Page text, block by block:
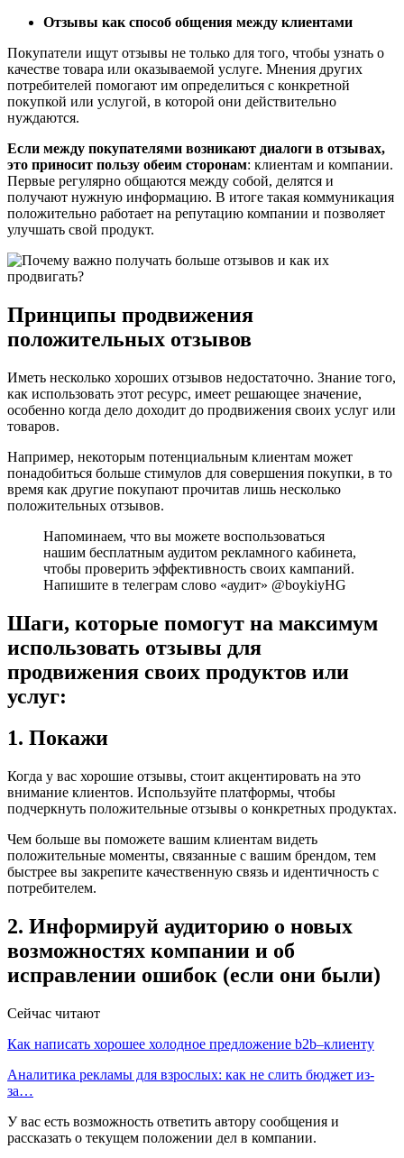
Отзывы как способ общения между клиентами
Покупатели ищут отзывы не только для того, чтобы узнать о
качестве товара или оказываемой услуге. Мнения других
потребителей помогают им определиться с конкретной
покупкой или услугой, в которой они действительно
нуждаются.
Если между покупателями возникают диалоги в отзывах,
это приносит пользу обеим сторонам: клиентам и компании.
Первые регулярно общаются между собой, делятся и
получают нужную информацию. В итоге такая коммуникация
положительно работает на репутацию компании и позволяет
улучшать свой продукт.
Принципы продвижения
положительных отзывов
Иметь несколько хороших отзывов недостаточно. Знание того,
как использовать этот ресурс, имеет решающее значение,
особенно когда дело доходит до продвижения своих услуг или
товаров.
Например, некоторым потенциальным клиентам может
понадобиться больше стимулов для совершения покупки, в то
время как другие покупают прочитав лишь несколько
положительных отзывов.
Напоминаем, что вы можете воспользоваться
нашим бесплатным аудитом рекламного кабинета,
чтобы проверить эффективность своих кампаний.
Напишите в телеграм слово «аудит» @boykiyHG
Шаги, которые помогут на максимум
использовать отзывы для
продвижения своих продуктов или
услуг:
1. Покажи
Когда у вас хорошие отзывы, стоит акцентировать на это
внимание клиентов. Используйте платформы, чтобы
подчеркнуть положительные отзывы о конкретных продуктах.
Чем больше вы поможете вашим клиентам видеть
положительные моменты, связанные с вашим брендом, тем
быстрее вы закрепите качественную связь и идентичность с
потребителем.
2. Информируй аудиторию о новых
возможностях компании и об
исправлении ошибок (если они были)
Сейчас читают
Как написать хорошее холодное предложение b2b–клиенту
Аналитика рекламы для взрослых: как не слить бюджет из-
за…
У вас есть возможность ответить автору сообщения и
рассказать о текущем положении дел в компании.